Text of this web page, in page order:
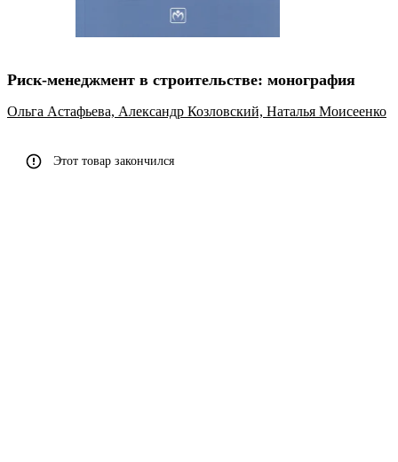
Риск-менеджмент в строительстве: монография
Ольга Астафьева, Александр Козловский, Наталья Моисеенко
Этот товар закончился